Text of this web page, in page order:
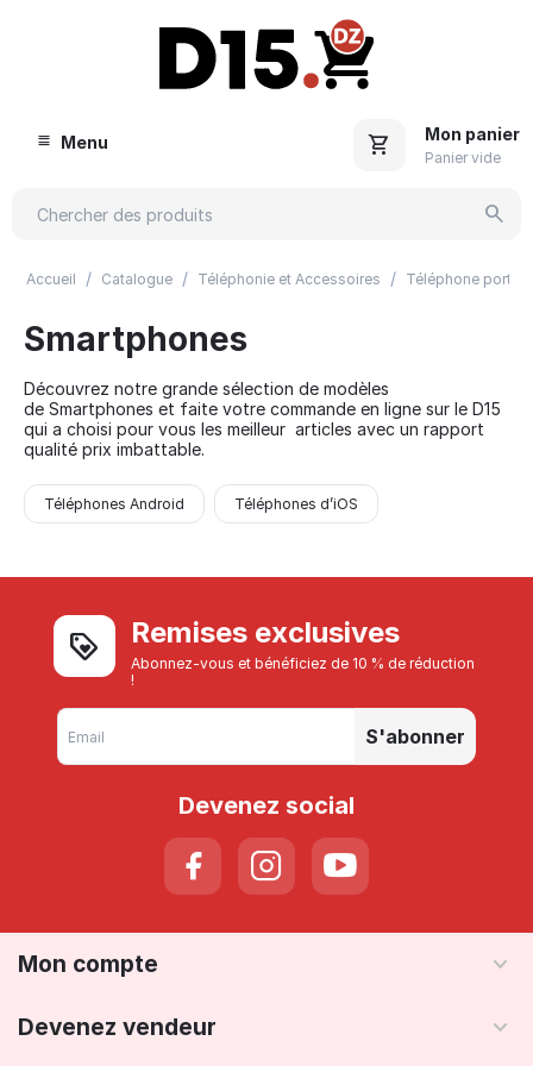
Menu Mon panier
Panier vide
Accueil / Catalogue / Téléphonie et Accessoires / Téléphone
Smartphones
Découvrez notre grande sélection de modèles
de Smartphones et faite votre commande en ligne sur le D15
qui a choisi pour vous les meilleur articles avec un rapport
qualité prix imbattable.
Téléphones Android Téléphones d’iOS
Remises exclusives
Abonnez-vous et bénéficiez de 10 % de réduction
!
S'abonner
Devenez social
Mon compte
Devenez vendeur